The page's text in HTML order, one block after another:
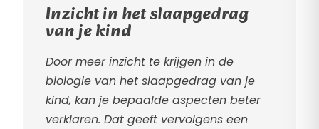
Inzicht in het slaapgedrag
van je kind
Door meer inzicht te krijgen in de
biologie van het slaapgedrag van je
kind, kan je bepaalde aspecten beter
verklaren. Dat geeft vervolgens een